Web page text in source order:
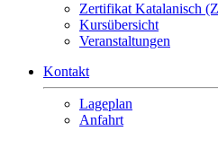
Zertifikat Katalanisch
Kursübersicht
Veranstaltungen
Kontakt
Lageplan
Anfahrt